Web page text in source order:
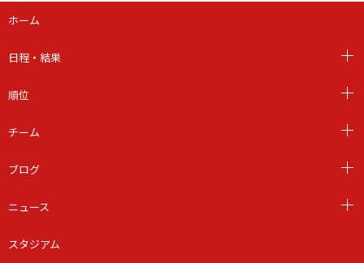
ホーム
日程・結果
順位
チーム
ブログ
ニュース
スタジアム